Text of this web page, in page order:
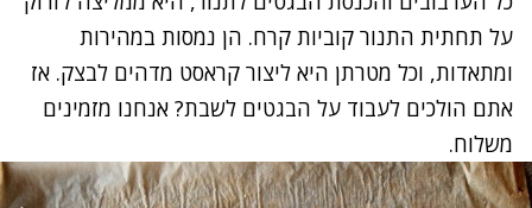
על תחתית התנור קוביות קרח. הן נמסות במהירות
ומתאדות, וכל מטרתן היא ליצור קראסט מדהים לבצק. אז
אתם הולכים לעבוד על הבגטים לשבת? אנחנו מזמינים
משלוח.